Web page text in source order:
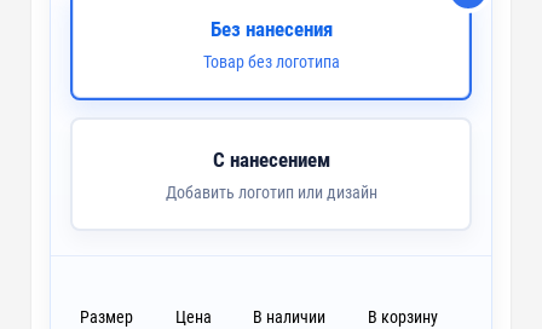
B2 - Шелкография на текстиль (4 цвета)
Без нанесения
Товар без логотипа
С нанесением
Добавить логотип или дизайн
Размер Цена В наличии В корзину